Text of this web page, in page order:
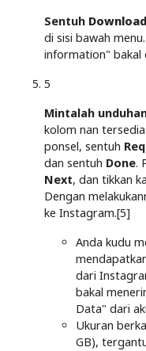
Sentuh
di sisi bawah
information" bakal
5
Mintalah
kolom nan
ponsel, sentuh
dan sentuh Done.
Next, dan tikkan
Dengan
ke Instagram.[5]
Anda kudu
dari
bakal
Data" dari
Ukuran
GB),